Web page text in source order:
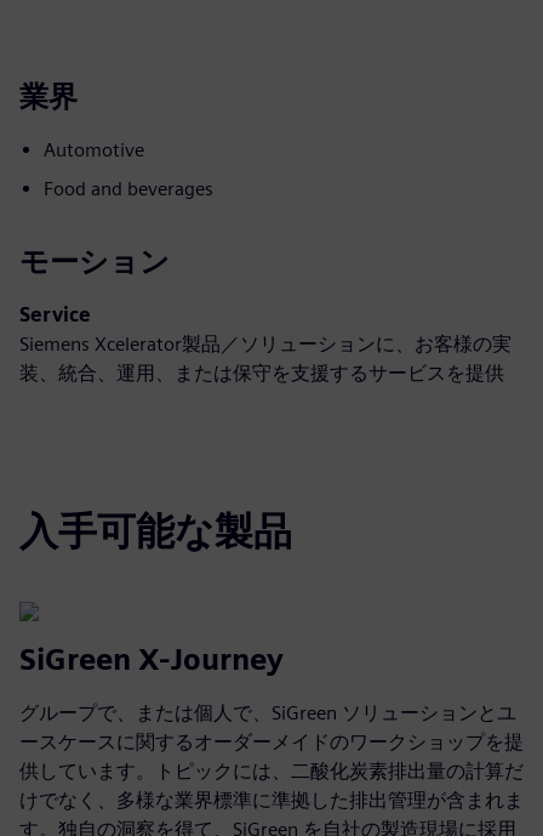
業界
Automotive
Food and beverages
モーション
Service
Siemens Xcelerator製品／ソリューションに、お客様の実
装、統合、運用、または保守を支援するサービスを提供
入手可能な製品
SiGreen X-Journey
グループで、または個人で、SiGreen ソリューションとユ
ースケースに関するオーダーメイドのワークショップを提
供しています。トピックには、二酸化炭素排出量の計算だ
けでなく、多様な業界標準に準拠した排出管理が含まれま
す。独自の洞察を得て、SiGreen を自社の製造現場に採用